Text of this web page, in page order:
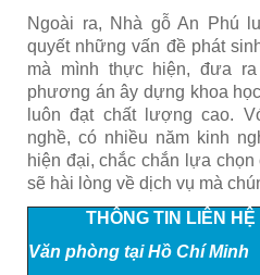
Ngoài ra, Nhà gỗ An Phú
quyết những vấn đề phát
mà mình thực hiện, đưa
phương án ây dựng khoa
luôn đạt chất lượng cao.
nghề, có nhiều năm kinh
hiện đại, chắc chắn lựa
sẽ hài lòng về dịch vụ mà
THÔNG TIN LIÊN
Văn phòng tại Hồ Chí Minh